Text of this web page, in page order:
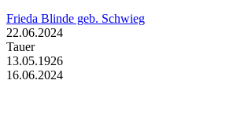
Frieda Blinde geb. Schwieg
22.06.2024
Tauer
13.05.1926
16.06.2024